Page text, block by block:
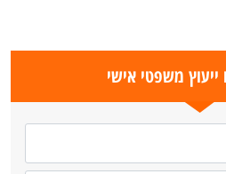
ייעוץ משפטי אישי